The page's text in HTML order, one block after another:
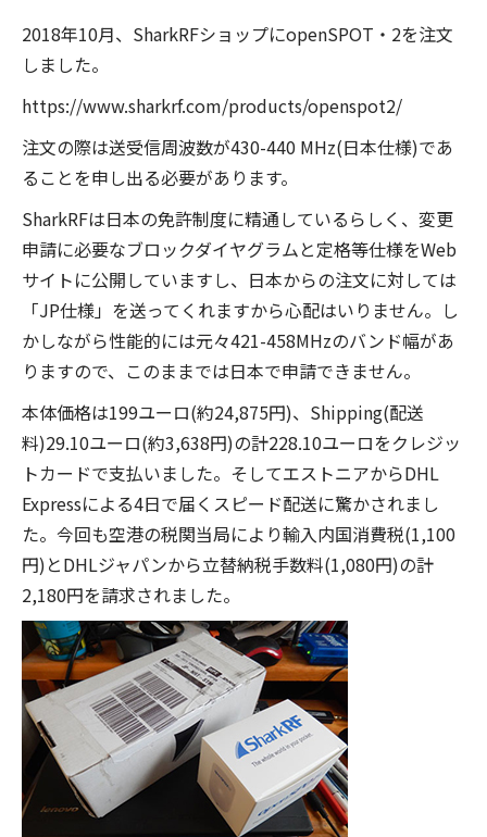
2018年10月、SharkRFショップにopenSPOT・2を注文
しました。
https://www.sharkrf.com/products/openspot2/
注文の際は送受信周波数が430-440 MHz(日本仕様)であ
ることを申し出る必要があります。
SharkRFは日本の免許制度に精通しているらしく、変更
申請に必要なブロックダイヤグラムと定格等仕様をWeb
サイトに公開していますし、日本からの注文に対しては
「JP仕様」を送ってくれますから心配はいりません。し
かしながら性能的には元々421-458MHzのバンド幅があ
りますので、このままでは日本で申請できません。
本体価格は199ユーロ(約24,875円)、Shipping(配送
料)29.10ユーロ(約3,638円)の計228.10ユーロをクレジッ
トカードで支払いました。そしてエストニアからDHL
Expressによる4日で届くスピード配送に驚かされまし
た。今回も空港の税関当局により輸入内国消費税(1,100
円)とDHLジャパンから立替納税手数料(1,080円)の計
2,180円を請求されました。